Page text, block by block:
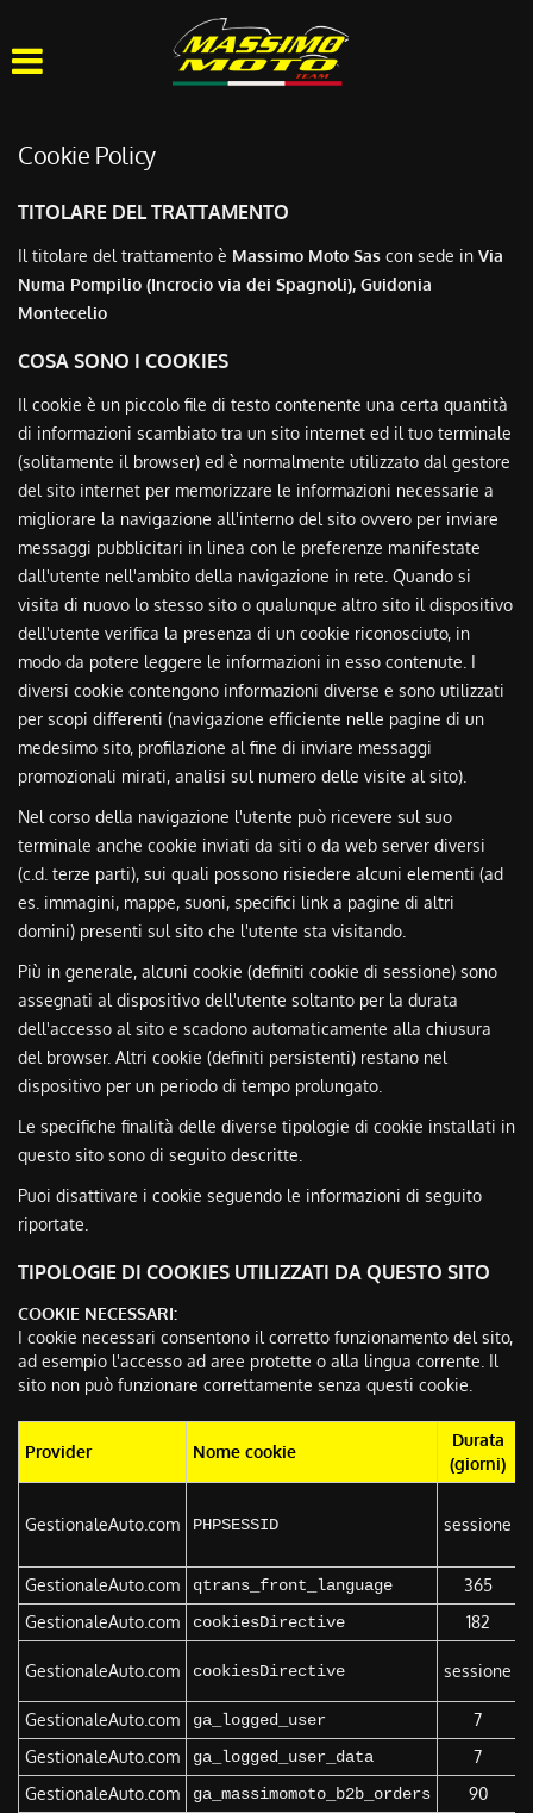
OFFICINA
ACQUISTIAMO USATO
CONTATTI
Cookie Policy
TITOLARE DEL TRATTAMENTO
Il titolare del trattamento è Massimo Moto Sas con sede in Via
Numa Pompilio (Incrocio via dei Spagnoli), Guidonia
Montecelio
COSA SONO I COOKIES
Il cookie è un piccolo file di testo contenente una certa quantità
di informazioni scambiato tra un sito internet ed il tuo terminale
(solitamente il browser) ed è normalmente utilizzato dal gestore
del sito internet per memorizzare le informazioni necessarie a
migliorare la navigazione all'interno del sito ovvero per inviare
messaggi pubblicitari in linea con le preferenze manifestate
dall'utente nell'ambito della navigazione in rete. Quando si
visita di nuovo lo stesso sito o qualunque altro sito il dispositivo
dell'utente verifica la presenza di un cookie riconosciuto, in
modo da potere leggere le informazioni in esso contenute. I
diversi cookie contengono informazioni diverse e sono utilizzati
per scopi differenti (navigazione efficiente nelle pagine di un
medesimo sito, profilazione al fine di inviare messaggi
promozionali mirati, analisi sul numero delle visite al sito).
Nel corso della navigazione l'utente può ricevere sul suo
terminale anche cookie inviati da siti o da web server diversi
(c.d. terze parti), sui quali possono risiedere alcuni elementi (ad
es. immagini, mappe, suoni, specifici link a pagine di altri
domini) presenti sul sito che l'utente sta visitando.
Più in generale, alcuni cookie (definiti cookie di sessione) sono
assegnati al dispositivo dell'utente soltanto per la durata
dell'accesso al sito e scadono automaticamente alla chiusura
del browser. Altri cookie (definiti persistenti) restano nel
dispositivo per un periodo di tempo prolungato.
Le specifiche finalità delle diverse tipologie di cookie installati in
questo sito sono di seguito descritte.
Puoi disattivare i cookie seguendo le informazioni di seguito
riportate.
TIPOLOGIE DI COOKIES UTILIZZATI DA QUESTO SITO
COOKIE NECESSARI:
I cookie necessari consentono il corretto funzionamento del sito,
ad esempio l'accesso ad aree protette o alla lingua corrente. Il
sito non può funzionare correttamente senza questi cookie.
Provider Nome cookie
Durata
(giorni)
GestionaleAuto.com PHPSESSID sessione
GestionaleAuto.com
qtrans_front_language 365
GestionaleAuto.com
cookiesDirective 182
GestionaleAuto.com cookiesDirective sessione
GestionaleAuto.com
ga_logged_user 7
GestionaleAuto.com
ga_logged_user_data 7
GestionaleAuto.com
ga_massimomoto_b2b_orders 90